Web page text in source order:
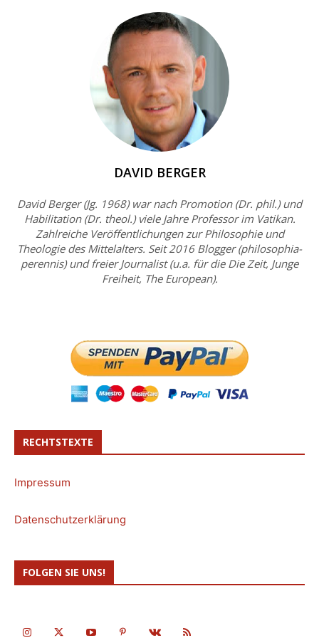
DAVID BERGER
David Berger (Jg. 1968) war nach Promotion (Dr. phil.) und
Habilitation (Dr. theol.) viele Jahre Professor im Vatikan.
Zahlreiche Veröffentlichungen zur Philosophie und
Theologie des Mittelalters. Seit 2016 Blogger (philosophia-
perennis) und freier Journalist (u.a. für die Die Zeit, Junge
Freiheit, The European).
RECHTSTEXTE
Impressum
Datenschutzerklärung
FOLGEN SIE UNS!